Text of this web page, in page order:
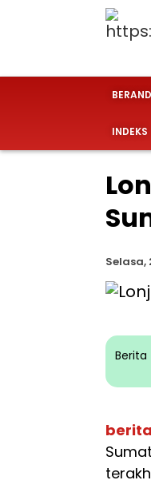
INDEKS
Selasa,
Berita